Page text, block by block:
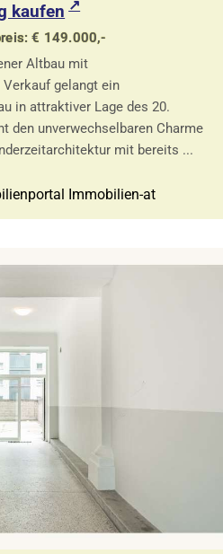
kaufen
€ 149.000,-
Altbau mit
gelangt ein
in attraktiver Lage des 20.
den unverwechselbaren Charme
mit bereits ...
Immobilien-at